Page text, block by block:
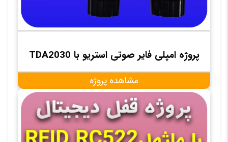
پروژه امپلی فایر صوتی استریو با TDA2030
مشاهده پروژه